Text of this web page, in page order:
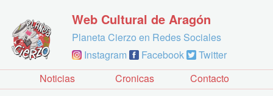
Web Cultural de Aragón
Planeta Cierzo en Redes Sociales
Instagram
Facebook
Twitter
Noticias
Cronicas Contacto